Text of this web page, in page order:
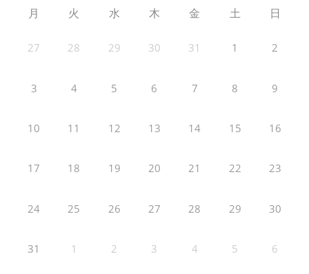
月 火 水 木 金 土 日
27 28 29 30 31 1 2
3 4 5 6 7 8 9
10 11 12 13 14 15 16
17 18 19 20 21 22 23
24 25 26 27 28 29 30
31 1 2 3 4 5 6